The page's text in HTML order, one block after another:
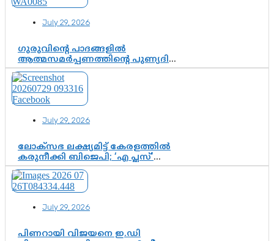
July 29, 2026
ഗുരുവിന്റെ പാദങ്ങളിൽ
ആത്മസമർപ്പണത്തിന്റെ പുണ്യദിനം;
മാതാ അമൃതാനന്ദമയി മഠത്തിൽ
ഭക്തിസാന്ദ്രമായി ഗുരുപൂർണിമ
ആഘോഷം
July 29, 2026
ലോക്സഭ ലക്ഷ്യമിട്ട് കേരളത്തിൽ
കരുനീക്കി ബിജെപി; ‘എ പ്ലസ്’
മണ്ഡലങ്ങളിൽ പ്രമുഖരെ ഇറക്കി
കേന്ദ്രനേതൃത്വം, തിരുവനന്തപുരത്ത്
രാജീവ് ചന്ദ്രശേഖർ, ആറ്റിങ്ങലിൽ
ശോഭാ സുരേന്ദ്രൻ..
July 29, 2026
പിണറായി വിജയനെ ഇ.ഡി